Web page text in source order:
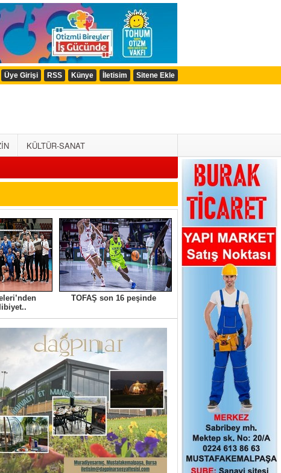
Üye Girişi RSS Künye İletisim Sitene Ekle
KÜLTÜR-SANAT
TOFAŞ son 16 peşinde